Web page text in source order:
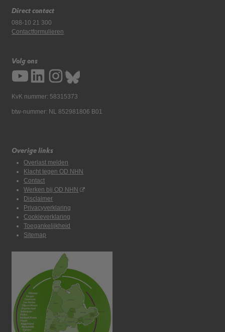
Direct contact
088-10 21 300
Contactformulieren
Volg ons
KvK nummer: 58315373
btw-nummer: NL 852981806 B01
Overige links
Overlast melden
Klacht tegen OD NHN
Contact
Werken bij OD NHN
Disclaimer
Privacyverklaring
Cookieverklaring
Toegankelijkheid
Sitemap